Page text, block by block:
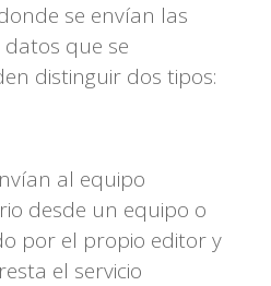
se envían las
que se
distinguir dos tipos:
al equipo
desde un equipo o
por el propio editor y
el servicio